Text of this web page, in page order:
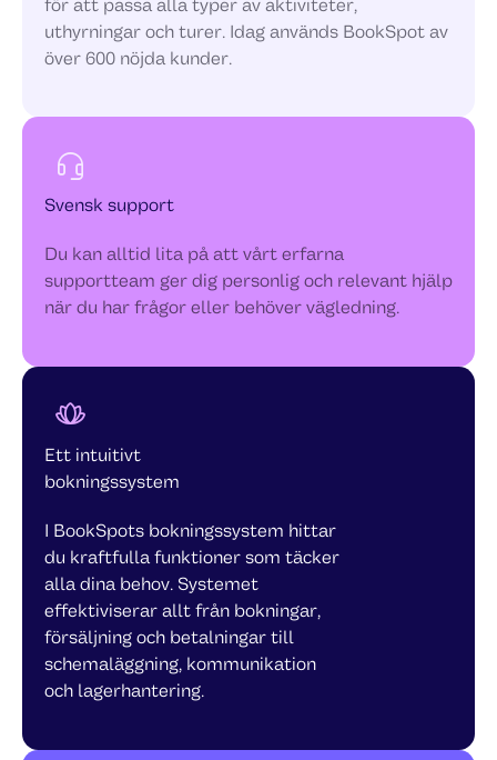
för att passa alla typer av aktiviteter,
uthyrningar och turer. Idag används BookSpot av
över 600 nöjda kunder.
Svensk support
Du kan alltid lita på att vårt erfarna
supportteam ger dig personlig och relevant hjälp
när du har frågor eller behöver vägledning.
Ett intuitivt
bokningssystem
I BookSpots bokningssystem hittar
du kraftfulla funktioner som täcker
alla dina behov. Systemet
effektiviserar allt från bokningar,
försäljning och betalningar till
schemaläggning, kommunikation
och lagerhantering.